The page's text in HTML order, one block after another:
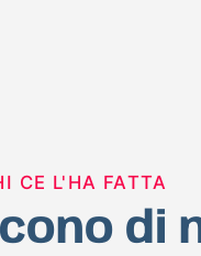
CE L'HA FATTA
di